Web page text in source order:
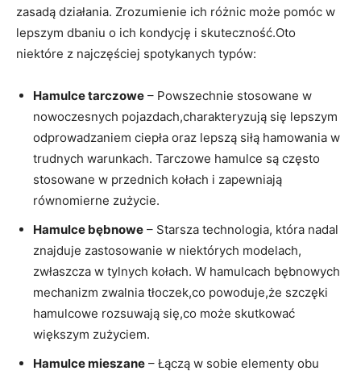
⁤zasadą działania.⁣ Zrozumienie ich różnic może pomóc w
lepszym dbaniu o ich kondycję ⁤i skuteczność.Oto
niektóre z ⁤najczęściej⁣ spotykanych typów:
Hamulce tarczowe – Powszechnie stosowane w
nowoczesnych pojazdach,charakteryzują się lepszym
odprowadzaniem ciepła oraz lepszą⁣ siłą hamowania w
trudnych warunkach. Tarczowe​ hamulce są często
⁢stosowane w przednich kołach i zapewniają
równomierne zużycie.
Hamulce bębnowe ⁢– Starsza⁢ technologia, która nadal
znajduje zastosowanie w niektórych‌ modelach,
zwłaszcza w tylnych kołach. W hamulcach​ bębnowych
mechanizm zwalnia tłoczek,co powoduje,że szczęki
hamulcowe rozsuwają się,co może skutkować
większym‌ zużyciem.
Hamulce mieszane – Łączą w sobie elementy obu